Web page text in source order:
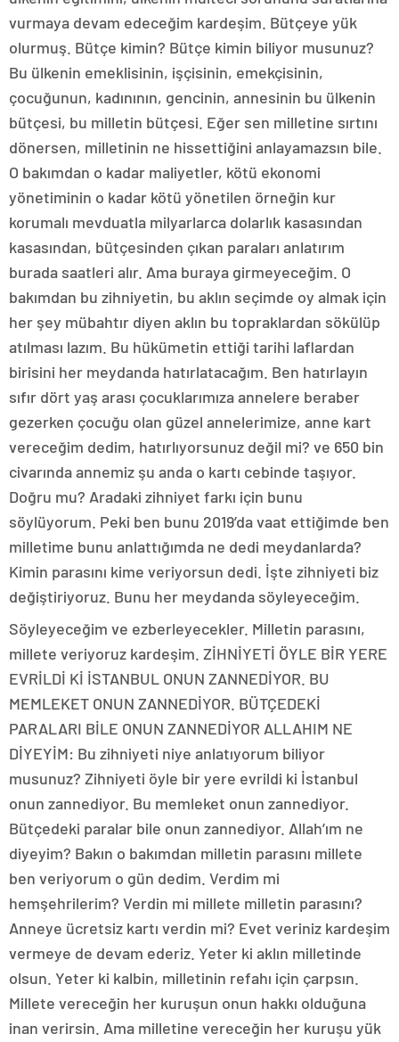
vurmaya devam edeceğim kardeşim. Bütçeye yük
olurmuş. Bütçe kimin? Bütçe kimin biliyor musunuz?
Bu ülkenin emeklisinin, işçisinin, emekçisinin,
çocuğunun, kadınının, gencinin, annesinin bu ülkenin
bütçesi, bu milletin bütçesi. Eğer sen milletine sırtını
dönersen, milletinin ne hissettiğini anlayamazsın bile.
O bakımdan o kadar maliyetler, kötü ekonomi
yönetiminin o kadar kötü yönetilen örneğin kur
korumalı mevduatla milyarlarca dolarlık kasasından
kasasından, bütçesinden çıkan paraları anlatırım
burada saatleri alır. Ama buraya girmeyeceğim. O
bakımdan bu zihniyetin, bu aklın seçimde oy almak için
her şey mübahtır diyen aklın bu topraklardan sökülüp
atılması lazım. Bu hükümetin ettiği tarihi laflardan
birisini her meydanda hatırlatacağım. Ben hatırlayın
sıfır dört yaş arası çocuklarımıza annelere beraber
gezerken çocuğu olan güzel annelerimize, anne kart
vereceğim dedim, hatırlıyorsunuz değil mi? ve 650 bin
civarında annemiz şu anda o kartı cebinde taşıyor.
Doğru mu? Aradaki zihniyet farkı için bunu
söylüyorum. Peki ben bunu 2019’da vaat ettiğimde ben
milletime bunu anlattığımda ne dedi meydanlarda?
Kimin parasını kime veriyorsun dedi. İşte zihniyeti biz
değiştiriyoruz. Bunu her meydanda söyleyeceğim.
Söyleyeceğim ve ezberleyecekler. Milletin parasını,
millete veriyoruz kardeşim. ZİHNİYETİ ÖYLE BİR YERE
EVRİLDİ Kİ İSTANBUL ONUN ZANNEDİYOR. BU
MEMLEKET ONUN ZANNEDİYOR. BÜTÇEDEKİ
PARALARI BİLE ONUN ZANNEDİYOR ALLAHIM NE
DİYEYİM: Bu zihniyeti niye anlatıyorum biliyor
musunuz? Zihniyeti öyle bir yere evrildi ki İstanbul
onun zannediyor. Bu memleket onun zannediyor.
Bütçedeki paralar bile onun zannediyor. Allah’ım ne
diyeyim? Bakın o bakımdan milletin parasını millete
ben veriyorum o gün dedim. Verdim mi
hemşehrilerim? Verdin mi millete milletin parasını?
Anneye ücretsiz kartı verdin mi? Evet veriniz kardeşim
vermeye de devam ederiz. Yeter ki aklın milletinde
olsun. Yeter ki kalbin, milletinin refahı için çarpsın.
Millete vereceğin her kuruşun onun hakkı olduğuna
inan verirsin. Ama milletine vereceğin her kuruşu yük